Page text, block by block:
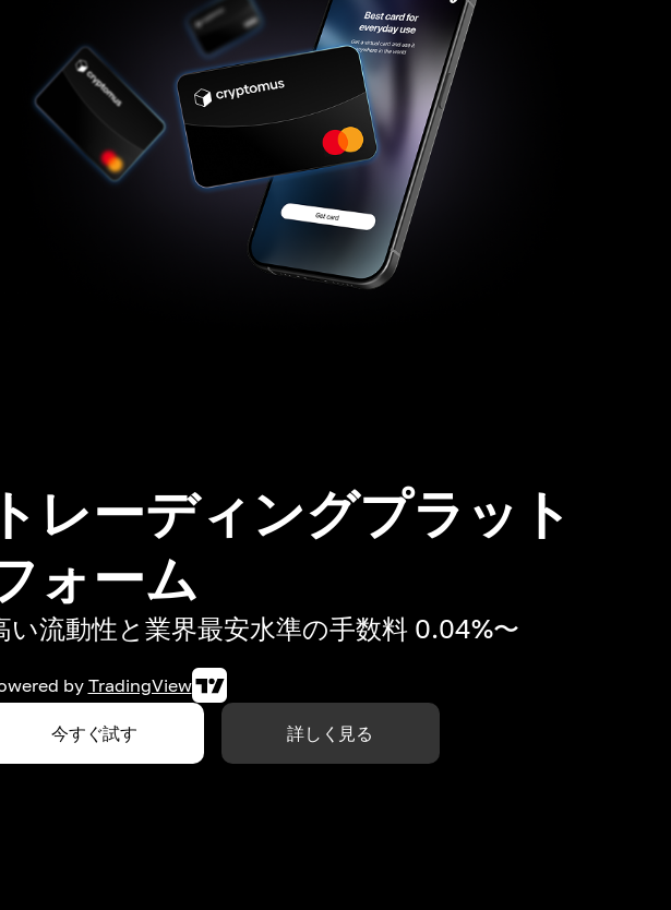
トレーディングプラット
ォーム
い流動性と業界最安水準の手数料 0.04%〜
by TradingView
今すぐ試す 詳しく見る